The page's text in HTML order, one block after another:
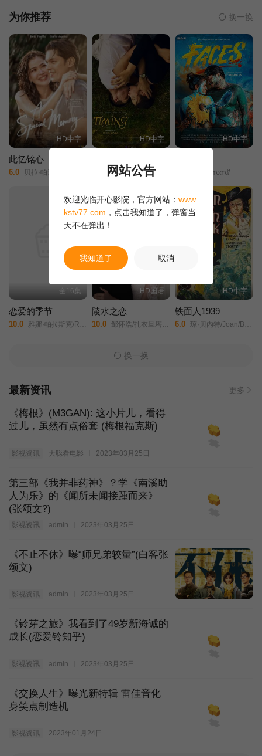
第19集 第20集 第21集
第22集 第23集 第24集
第25集 第26集 第27集
第28集
第33集
第36集
第38集 第39集
第40集 第41集 第42集
第43集 第44集 第45集
第47集
第49集
第52集 第53集
第55集 第56集
第58集 第59集
第61集
第69集
第73集 第75集
第79集 第81集
第82集
殿堂，并且为此做了诸多的准备，两天之后，她的人生梦想就要实
的任职邀请书，邀请他成为那里的教授，这可是杰梦寐以求的理
想。一边是自己的职业抱负，一边是对婚礼无限憧憬的未婚妻，杰
不知道自己该做出怎样的选择。
为你推荐 换一换
HD中字
此忆铭心
6.0 贝拉·帕迪拉/卡洛·阿基诺/乔尔·托雷/洛特·德·莱昂/海梅·法布雷加斯/雅约·阿吉拉/菲比·沃克/保罗·古马保/
HD中字
Stefan Radu/Teodora Colt/Irina Artenii/
HD中字
ഫെയ്സസ്/
全16集
恋爱的季节
10.0 雅娜·帕拉斯克/Roman Knizka/
HD国语
陵水之恋
10.0 邹怀浩/扎衣旦塔依尔/
HD中字
铁面人1939
6.0 琼·贝内特/Joan/Bennett/路易斯·海沃德/Louis/Hayward/华伦·威廉/约瑟夫·希尔德克劳特/
换一换
最新资讯 更多
《梅根》(M3GAN): 这小片儿，看得
过儿，虽然有点俗套 (梅根福克斯)
影视资讯 大聪看电影 2023年03月25日
第三部《我并非药神》？学《南溪助
人为乐》的《闻所未闻接踵而来》
(张颂文?)
影视资讯 admin 2023年03月25日
《不止不休》曝“师兄弟较量”(白客张
颂文)
影视资讯 admin 2023年03月25日
《铃芽之旅》我看到了49岁新海诚的
成长(恋爱铃知乎)
影视资讯 admin 2023年03月25日
《交换人生》曝光新特辑 雷佳音化
身笑点制造机
影视资讯 2023年01月24日
网站公告
欢迎光临开心影院，官方网站： www.
kstv77.com ，点击我知道了，弹窗当
天不在弹出！
我知道了 取消